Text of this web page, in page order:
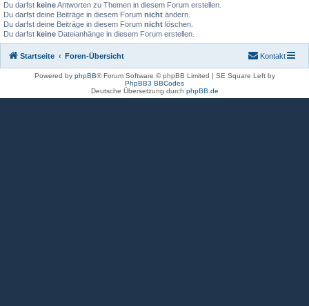
Du darfst keineAntworten zu Themen in diesem Forum erstellen.
Du darfst deine Beiträge in diesem Forum nicht ändern.
Du darfst deine Beiträge in diesem Forum nicht löschen.
Du darfst keine Dateianhänge in diesem Forum erstellen.
Startseite Foren-Übersicht Kontakt
Powered by phpBB® Forum Software © phpBB Limited | SE Square Left by
PhpBB3 BBCodes
Deutsche Übersetzung durch phpBB.de